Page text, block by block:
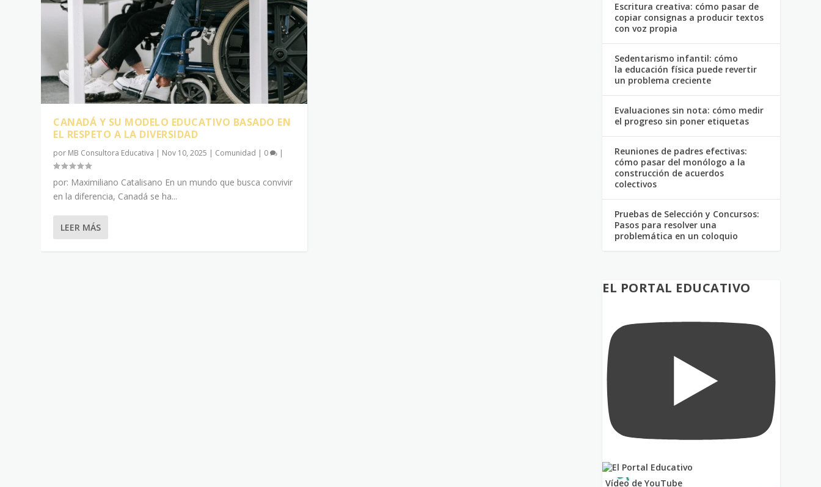
CANADÁ Y SU MODELO EDUCATIVO BASADO EN
EL RESPETO A LA DIVERSIDAD
por MB Consultora Educativa | Nov 10, 2025 | Comunidad | 0 |
por: Maximiliano Catalisano En un mundo que busca convivir
en la diferencia, Canadá se ha...
LEER MÁS
Escritura creativa: cómo pasar de
copiar consignas a producir textos
con voz propia
Sedentarismo infantil: cómo
la educación física puede revertir
un problema creciente
Evaluaciones sin nota: cómo medir
el progreso sin poner etiquetas
Reuniones de padres efectivas:
cómo pasar del monólogo a la
construcción de acuerdos
colectivos
Pruebas de Selección y Concursos:
Pasos para resolver una
problemática en un coloquio
EL PORTAL EDUCATIVO
Vídeo de YouTube